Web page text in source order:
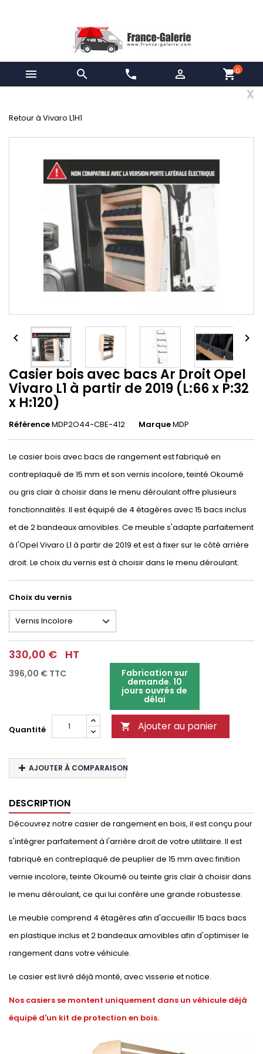
  phone  shopping_cart0
x
Retour à Vivaro L1H1
 
Casier bois avec bacs Ar Droit Opel
Vivaro L1 à partir de 2019 (L:66 x P:32
x H:120)
RéférenceMDP2O44-CBE-412 MarqueMDP
Le casier bois avec bacs de rangement est fabriqué en
contreplaqué de 15 mm et son vernis incolore, teinté Okoumé
ou gris clair à choisir dans le menu déroulant offre plusieurs
fonctionnalités. Il est équipé de 4 étagères avec 15 bacs inclus
et de 2 bandeaux amovibles. Ce meuble s'adapte parfaitement
à l'Opel Vivaro L1 à partir de 2019 et est à fixer sur le côté arrière
droit. Le choix du vernis est à choisir dans le menu déroulant.
Choix du vernis
330,00 € HT
396,00 € TTC Fabrication sur
demande. 10
jours ouvrés de
délai
Quantité  Ajouter au panier
AJOUTER À COMPARAISON
DESCRIPTION
Découvrez notre casier de rangement en bois, il est conçu pour
s'intégrer parfaitement à l'arrière droit de votre utilitaire. Il est
fabriqué en contreplaqué de peuplier de 15 mm avec finition
vernie incolore, teinte Okoumé ou teinte gris clair à choisir dans
le menu déroulant, ce qui lui confère une grande robustesse.
Le meuble comprend 4 étagères afin d'accueillir 15 bacs bacs
en plastique inclus et 2 bandeaux amovibles afin d'optimiser le
rangement dans votre véhicule.
Le casier est livré déjà monté, avec visserie et notice.
Nos casiers se montent uniquement dans un véhicule déjà
équipé d'un kit de protection en bois.